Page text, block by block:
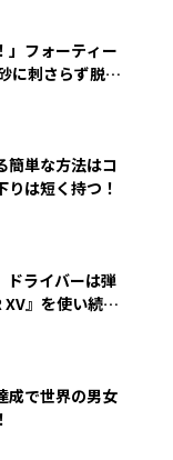
」フォーティー
に刺さらず脱出
簡単な方法はコ
は短く持つ！
ドライバーは弾
』を使い続け
成で世界の男女